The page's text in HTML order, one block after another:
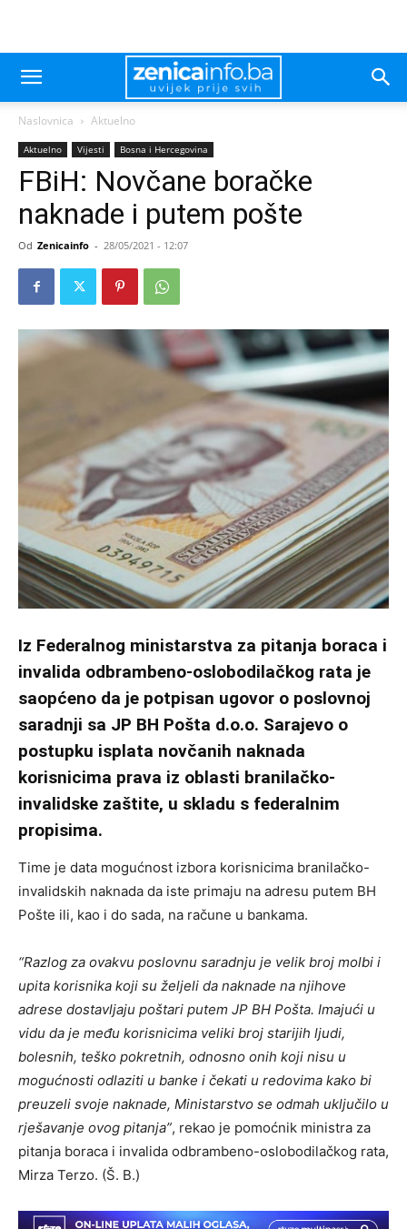
Naslovnica Aktuelno
Aktuelno Vijesti Bosna i Hercegovina
FBiH: Novčane boračke
naknade i putem pošte
Od Zenicainfo - 28/05/2021 - 12:07
Iz Federalnog ministarstva za pitanja boraca i
invalida odbrambeno-oslobodilačkog rata je
saopćeno da je potpisan ugovor o poslovnoj
saradnji sa JP BH Pošta d.o.o. Sarajevo o
postupku isplata novčanih naknada
korisnicima prava iz oblasti branilačko-
invalidske zaštite, u skladu s federalnim
propisima.
Time je data mogućnost izbora korisnicima branilačko-
invalidskih naknada da iste primaju na adresu putem BH
Pošte ili, kao i do sada, na račune u bankama.
“Razlog za ovakvu poslovnu saradnju je velik broj molbi i
upita korisnika koji su željeli da naknade na njihove
adrese dostavljaju poštari putem JP BH Pošta. Imajući u
vidu da je među korisnicima veliki broj starijih ljudi,
bolesnih, teško pokretnih, odnosno onih koji nisu u
mogućnosti odlaziti u banke i čekati u redovima kako bi
preuzeli svoje naknade, Ministarstvo se odmah uključilo u
rješavanje ovog pitanja”, rekao je pomoćnik ministra za
pitanja boraca i invalida odbrambeno-oslobodilačkog rata,
Mirza Terzo. (Š. B.)